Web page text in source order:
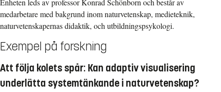
Enheten leds av professor Konrad Schönborn och består av
medarbetare med bakgrund inom naturvetenskap, medieteknik,
naturvetenskapernas didaktik, och utbildningspsykologi.
Exempel på forskning
Att följa kolets spår: Kan adaptiv visualisering
underlätta systemtänkande i naturvetenskap?